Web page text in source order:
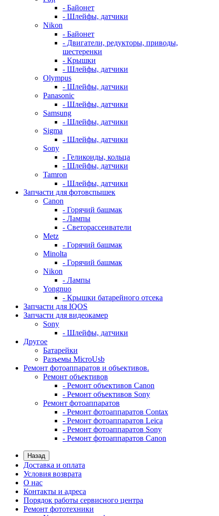
- Байонет
- Шлейфы, датчики
Nikon
- Байонет
- Двигатели, редукторы, приводы,
шестеренки
- Крышки
- Шлейфы, датчики
Olympus
- Шлейфы, датчики
Panasonic
- Шлейфы, датчики
Samsung
- Шлейфы, датчики
Sigma
- Шлейфы, датчики
Sony
- Геликоиды, кольца
- Шлейфы, датчики
Tamron
- Шлейфы, датчики
Запчасти для фотовспышек
Canon
- Горячий башмак
- Лампы
- Светорассеиватели
Metz
- Горячий башмак
Minolta
- Горячий башмак
Nikon
- Лампы
Yongnuo
- Крышки батарейного отсека
Запчасти для IQOS
Запчасти для видеокамер
Sony
- Шлейфы, датчики
Другое
Батарейки
Разъемы MicroUsb
Ремонт фотоаппаратов и объективов.
Ремонт объективов
- Ремонт объективов Canon
- Ремонт объективов Sony
Ремонт фотоаппаратов
- Ремонт фотоаппаратов Contax
- Ремонт фотоаппаратов Leica
- Ремонт фотоаппаратов Sony
- Ремонт фотоаппаратов Canon
Назад
Доставка и оплата
Условия возврата
О нас
Контакты и адреса
Порядок работы сервисного центра
Ремонт фототехники